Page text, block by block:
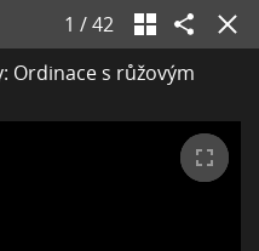
1 /42
Ordinace s růžovým